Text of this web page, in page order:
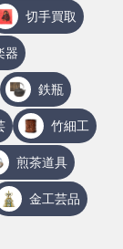
切手買取
器
鉄瓶
竹細工
煎茶道具
金工芸品